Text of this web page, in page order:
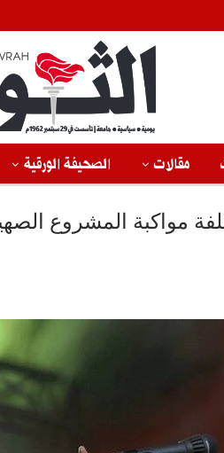
مقالات الصحيفة الورقية
مواكبة المشروع